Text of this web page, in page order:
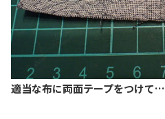
適当な布に両面テープをつけて…